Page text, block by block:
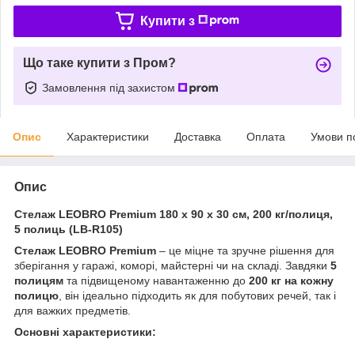
Купити з
Що таке купити з Пром?
Замовлення під захистом
Опис Характеристики Доставка Оплата Умови
Опис
Стелаж LEOBRO Premium 180 х 90 х 30 см, 200 кг/полиця,
5 полиць (LB-R105)
Стелаж LEOBRO Premium – це міцне та зручне рішення для
зберігання у гаражі, коморі, майстерні чи на складі. Завдяки 5
полицям та підвищеному навантаженню до 200 кг на кожну
полицю , він ідеально підходить як для побутових речей, так і
для важких предметів.
Основні характеристики: